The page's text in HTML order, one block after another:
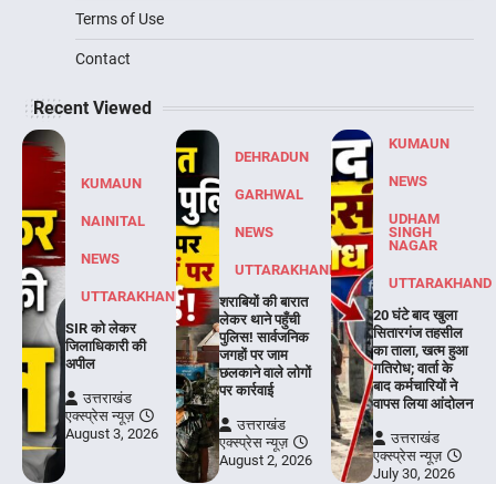
Terms of Use
Contact
Recent Viewed
KUMAUN
NAINITAL
NEWS
UTTARAKHAND
SIR को लेकर
जिलाधिकारी की
अपील
उत्तराखंड
एक्स्प्रेस न्यूज़
August 3, 2026
DEHRADUN
GARHWAL
NEWS
UTTARAKHAND
शराबियों की बारात
लेकर थाने पहुँची
पुलिस! सार्वजनिक
जगहों पर जाम
छलकाने वाले लोगों
पर कार्रवाई
उत्तराखंड
एक्स्प्रेस न्यूज़
August 2, 2026
KUMAUN
NEWS
UDHAM
SINGH
NAGAR
UTTARAKHAND
20 घंटे बाद खुला
सितारगंज तहसील
का ताला, खत्म हुआ
गतिरोध; वार्ता के
बाद कर्मचारियों ने
वापस लिया आंदोलन
उत्तराखंड
एक्स्प्रेस न्यूज़
July 30, 2026